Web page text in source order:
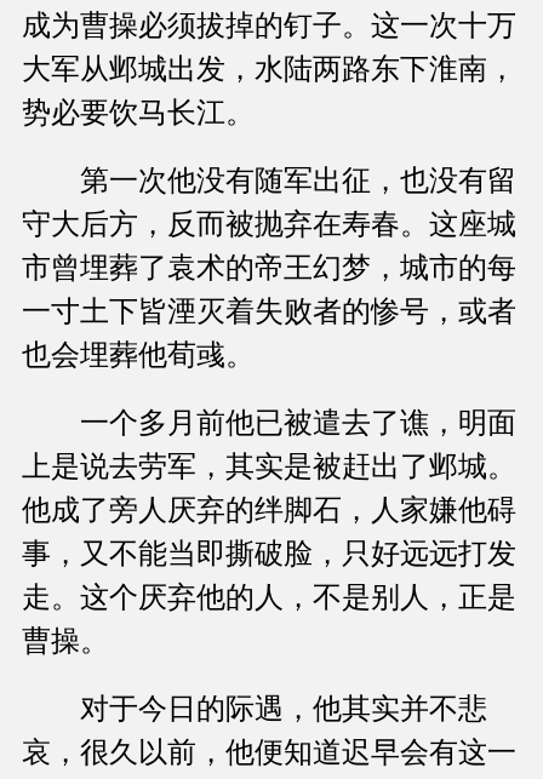
成为曹操必须拔掉的钉子。这一次十万
大军从邺城出发，水陆两路东下淮南，
势必要饮马长江。
第一次他没有随军出征，也没有留
守大后方，反而被抛弃在寿春。这座城
市曾埋葬了袁术的帝王幻梦，城市的每
一寸土下皆湮灭着失败者的惨号，或者
也会埋葬他荀彧。
一个多月前他已被遣去了谯，明面
上是说去劳军，其实是被赶出了邺城。
他成了旁人厌弃的绊脚石，人家嫌他碍
事，又不能当即撕破脸，只好远远打发
走。这个厌弃他的人，不是别人，正是
曹操。
对于今日的际遇，他其实并不悲
哀，很久以前，他便知道迟早会有这一